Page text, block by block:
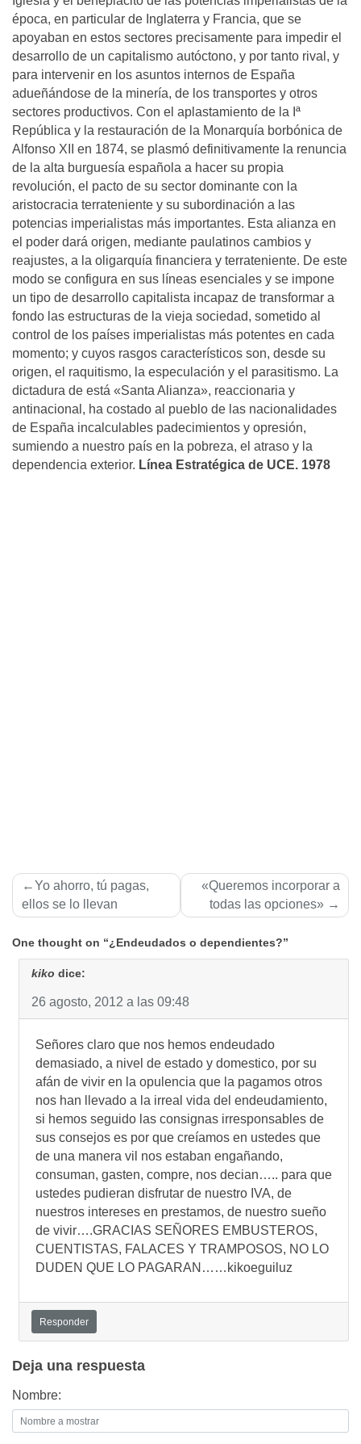
época, en particular de Inglaterra y Francia, que se
apoyaban en estos sectores precisamente para impedir el
desarrollo de un capitalismo autóctono, y por tanto rival, y
para intervenir en los asuntos internos de España
adueñándose de la minería, de los transportes y otros
sectores productivos. Con el aplastamiento de la Iª
República y la restauración de la Monarquía borbónica de
Alfonso XII en 1874, se plasmó definitivamente la renuncia
de la alta burguesía española a hacer su propia
revolución, el pacto de su sector dominante con la
aristocracia terrateniente y su subordinación a las
potencias imperialistas más importantes. Esta alianza en
el poder dará origen, mediante paulatinos cambios y
reajustes, a la oligarquía financiera y terrateniente. De este
modo se configura en sus líneas esenciales y se impone
un tipo de desarrollo capitalista incapaz de transformar a
fondo las estructuras de la vieja sociedad, sometido al
control de los países imperialistas más potentes en cada
momento; y cuyos rasgos característicos son, desde su
origen, el raquitismo, la especulación y el parasitismo. La
dictadura de está «Santa Alianza», reaccionaria y
antinacional, ha costado al pueblo de las nacionalidades
de España incalculables padecimientos y opresión,
sumiendo a nuestro país en la pobreza, el atraso y la
dependencia exterior. Línea Estratégica de UCE. 1978
Navegación
de
Yo ahorro, tú pagas,
ellos se lo llevan
«Queremos incorporar a
todas las opciones»
One thought on “¿Endeudados o dependientes?”
kiko dice:
26 agosto, 2012 a las 09:48
Señores claro que nos hemos endeudado
demasiado, a nivel de estado y domestico, por su
afán de vivir en la opulencia que la pagamos otros
nos han llevado a la irreal vida del endeudamiento,
si hemos seguido las consignas irresponsables de
sus consejos es por que creí­amos en ustedes que
de una manera vil nos estaban engañando,
consuman, gasten, compre, nos decian….. para que
ustedes pudieran disfrutar de nuestro IVA, de
nuestros intereses en prestamos, de nuestro sueño
de vivir….GRACIAS SEÑORES EMBUSTEROS,
CUENTISTAS, FALACES Y TRAMPOSOS, NO LO
DUDEN QUE LO PAGARAN……kikoeguiluz
Responder
Deja una respuesta
Nombre: